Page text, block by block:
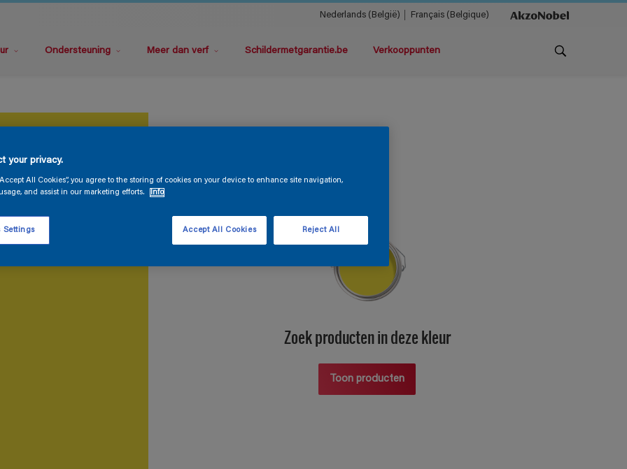
Nederlands (België) Français (Belgique)
Ondersteuning Meer dan verf Schildermetgarantie.be Verkooppunten
Zoek producten in deze kleur
Toon producten
your privacy.
All Cookies”, you agree to the storing of cookies on your device to enhance site navigation,
and assist in our marketing efforts.
Info
Settings Reject All
Accept All Cookies